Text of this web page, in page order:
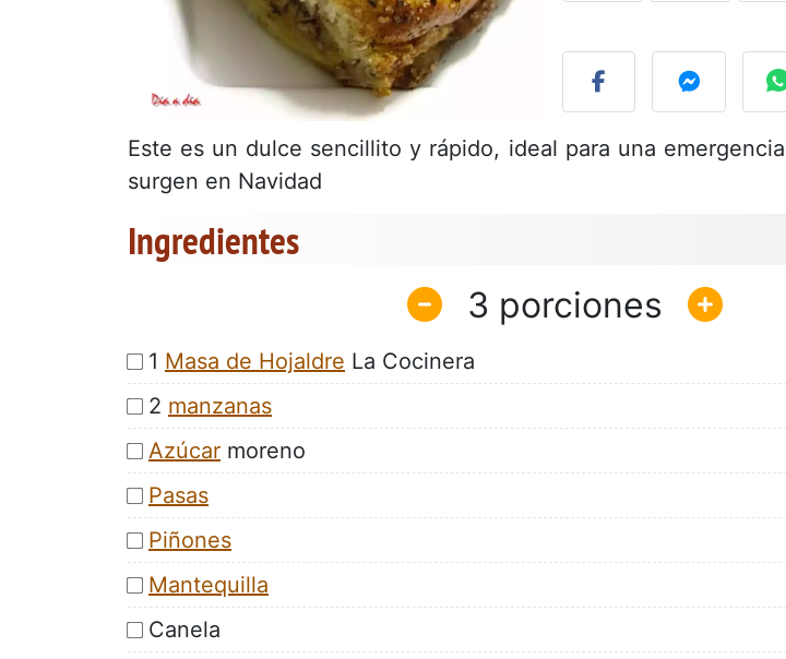
Este es un dulce sencillito y rápido, ideal para una
surgen en Navidad
Ingredientes
3
1 Masa de Hojaldre La Cocinera
2 manzanas
Azúcar moreno
Pasas
Piñones
Mantequilla
Canela